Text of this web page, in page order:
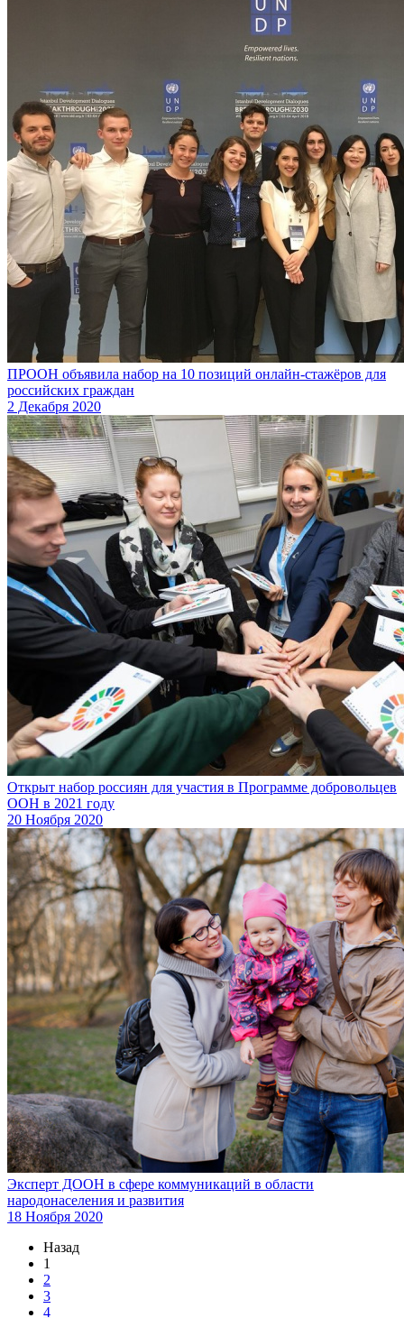
ПРООН объявила набор на 10 позиций онлайн-стажёров для
российских граждан
2 Декабря 2020
Открыт набор россиян для участия в Программе добровольцев
ООН в 2021 году
20 Ноября 2020
Эксперт ДООН в сфере коммуникаций в области
народонаселения и развития
18 Ноября 2020
Назад
1
2
3
4